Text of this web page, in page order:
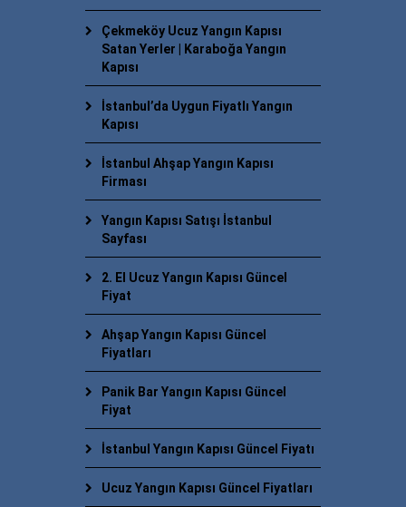
Çekmeköy Ucuz Yangın Kapısı
Satan Yerler | Karaboğa Yangın
Kapısı
İstanbul’da Uygun Fiyatlı Yangın
Kapısı
İstanbul Ahşap Yangın Kapısı
Firması
Yangın Kapısı Satışı İstanbul
Sayfası
2. El Ucuz Yangın Kapısı Güncel
Fiyat
Ahşap Yangın Kapısı Güncel
Fiyatları
Panik Bar Yangın Kapısı Güncel
Fiyat
İstanbul Yangın Kapısı Güncel Fiyatı
Ucuz Yangın Kapısı Güncel Fiyatları